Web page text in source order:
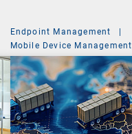
Endpoint Management
|
Mobile Device Management